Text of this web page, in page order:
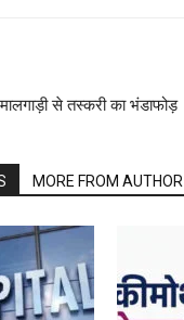
से तस्करी का भंडाफोड़
MORE FROM AUTHOR